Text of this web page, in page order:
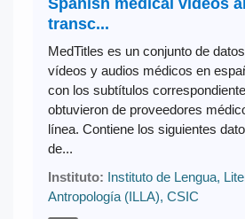
transc...
MedTitles es un conjunto de
vídeos y audios médicos en
con los subtítulos
obtuvieron de proveedores
línea. Contiene los siguientes
de...
Instituto: Instituto de Lengua,
Antropología (ILLA), CSIC